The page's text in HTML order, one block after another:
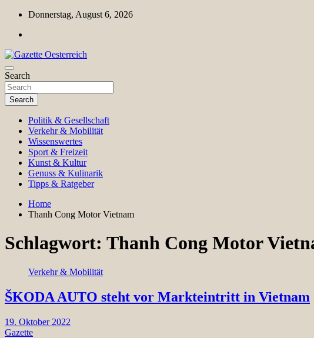
Skip
content
Donnerstag, August 6, 2026
Gazette Oesterreich
Magazin für Freizeit, Politik, Kultur & Wissenschaft
Search
Search
Politik & Gesellschaft
Verkehr & Mobilität
Wissenswertes
Sport & Freizeit
Kunst & Kultur
Genuss & Kulinarik
Tipps & Ratgeber
Home
Thanh Cong Motor Vietnam
Schlagwort: Thanh Cong Motor
Verkehr & Mobilität
ŠKODA AUTO steht vor Markteintritt in Vietnam
19. Oktober 2022
Gazette